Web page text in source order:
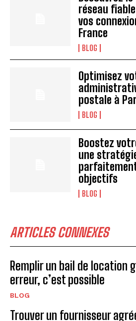
réseau
vos
France
BLOG
Optimisez
postale à
BLOG
Boostez
une
objectifs
BLOG
ARTICLES CONNEXES
Remplir un bail de location
erreur, c’est possible
BLOG
Trouver un fournisseur